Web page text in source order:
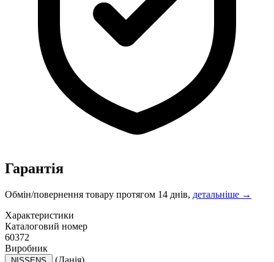
Гарантія
Обмін/повернення товару протягом 14 днів, детальніше →
Характеристики
Каталоговий номер
60372
Виробник
(Данія)